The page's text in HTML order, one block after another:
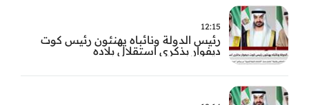
12:15
رئيس الدولة ونائباه يهنئون رئيس كوت
ديفوار بذكرى استقلال بلاده